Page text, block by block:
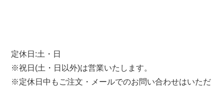
定休日:土・日
※祝日(土・日以外)は営業いたします。
※定休日中もご注文・メールでのお問い合わせはいただ